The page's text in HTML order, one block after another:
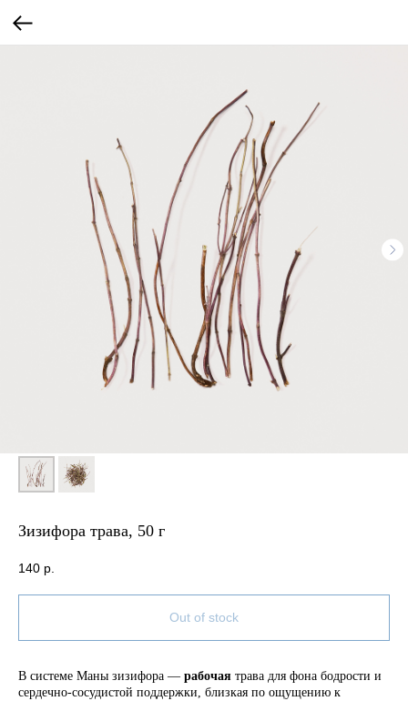
Зизифора трава, 50 г
140 р.
Out of stock
В системе Маны зизифора — рабочая трава для фона бодрости и
сердечно‑сосудистой поддержки, близкая по ощущению к